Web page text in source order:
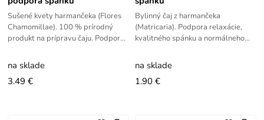
Sušené kvety harmančeka (Flores
Chamomillae). 100 % prírodný
produkt na prípravu čaju. Podpora
na sklade
3.49 €
Bylinný čaj z harmančeka
(Matricaria). Podpora relaxácie,
kvalitného spánku a normálneho
na sklade
1.90 €